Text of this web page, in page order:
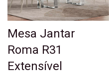
Mesa Jantar
Roma R31
Extensível